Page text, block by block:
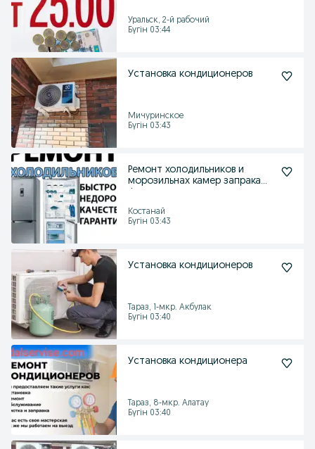
Уральск, 2-й рабочий
Бүгін 03:44
Установка кондиционеров
Мичуринское
Бүгін 03:43
Ремонт холодильников и
морозильнах камер запрака
Костанай
Бүгін 03:43
Установка кондиционеров
Тараз, 1-мкр. Акбулак
Бүгін 03:40
Установка кондиционера
Тараз, 8-мкр. Алатау
Бүгін 03:40